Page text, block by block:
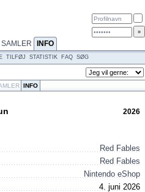
SAMLER INFO
TILFØJ STATISTIK FAQ SØG
INFO
2026
Red Fables
Red Fables
Nintendo eShop
4. juni 2026